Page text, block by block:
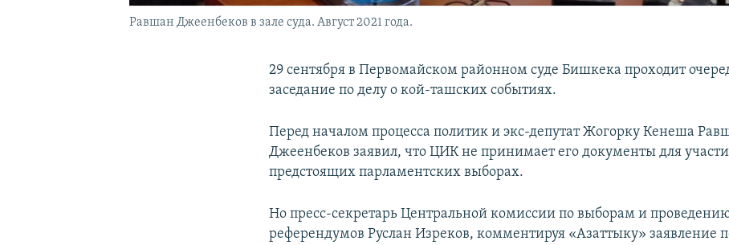
Равшан Джеенбеков в зале суда. Август 2021 года.
29 сентября в Первомайском районном суде Бишкека проходит
заседание по делу о кой-ташских событиях.
Перед началом процесса политик и экс-депутат Жогорку Кенеша
Джеенбеков заявил, что ЦИК не принимает его документы для
предстоящих парламентских выборах.
Но пресс-секретарь Центральной комиссии по выборам и
референдумов Руслан Изреков, комментируя «Азаттыку» заявление